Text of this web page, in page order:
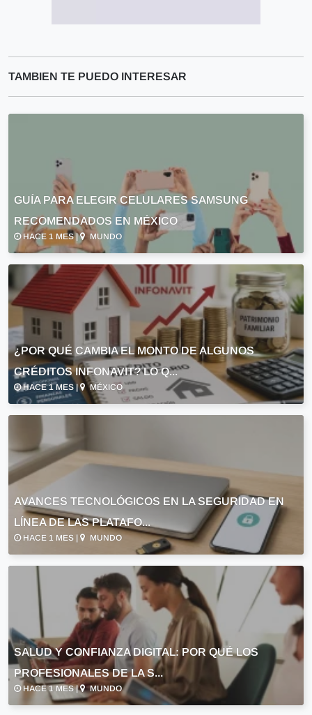
TAMBIEN TE PUEDO INTERESAR
GUÍA PARA ELEGIR CELULARES SAMSUNG
RECOMENDADOS EN MÉXICO
HACE 1 MES | MUNDO
¿POR QUÉ CAMBIA EL MONTO DE ALGUNOS
CRÉDITOS INFONAVIT? LO Q...
HACE 1 MES | MÉXICO
AVANCES TECNOLÓGICOS EN LA SEGURIDAD EN
LÍNEA DE LAS PLATAFO...
HACE 1 MES | MUNDO
SALUD Y CONFIANZA DIGITAL: POR QUÉ LOS
PROFESIONALES DE LA S...
HACE 1 MES | MUNDO